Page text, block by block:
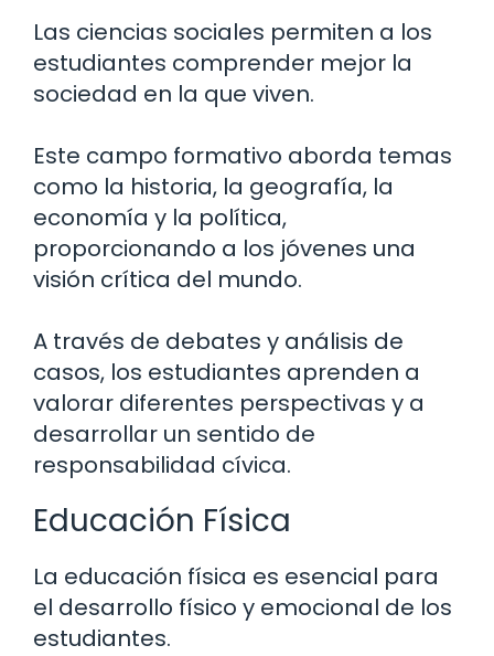
Las ciencias sociales permiten a los
estudiantes comprender mejor la
sociedad en la que viven.
Este campo formativo aborda temas
como la historia, la geografía, la
economía y la política,
proporcionando a los jóvenes una
visión crítica del mundo.
A través de debates y análisis de
casos, los estudiantes aprenden a
valorar diferentes perspectivas y a
desarrollar un sentido de
responsabilidad cívica.
Educación Física
La educación física es esencial para
el desarrollo físico y emocional de los
estudiantes.